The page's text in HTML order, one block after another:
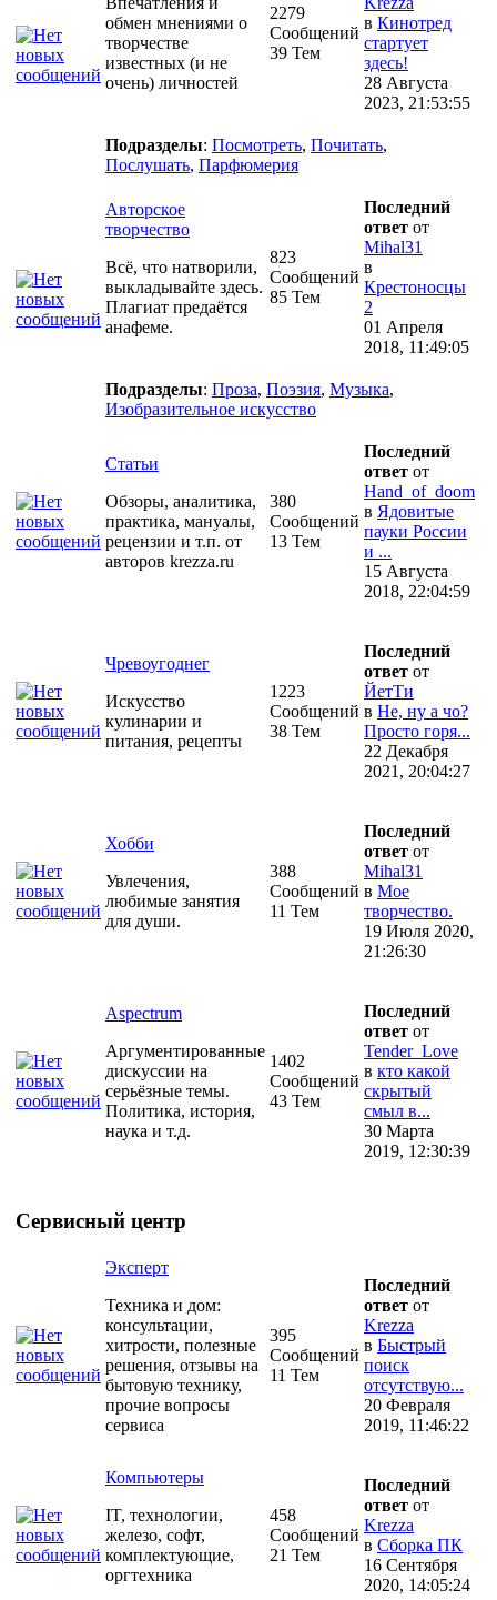
обмен мнениями о
творчестве
известных (и не
очень) личностей
2279
Сообщений
39 Тем
в Кинотред
стартует
здесь!
28 Августа
2023, 21:53:55
Подразделы: Посмотреть, Почитать,
Послушать, Парфюмерия
Авторское
творчество
Всё, что натворили,
выкладывайте здесь.
Плагиат предаётся
анафеме.
823
Сообщений
85 Тем
Последний
ответ от
Mihal31
в
Крестоносцы
2
01 Апреля
2018, 11:49:05
Подразделы: Проза, Поэзия, Музыка,
Изобразительное искусство
Статьи
Обзоры, аналитика,
практика, мануалы,
рецензии и т.п. от
авторов krezza.ru
380
Сообщений
13 Тем
Последний
ответ от
Hand_of_doom
в Ядовитые
пауки России
и ...
15 Августа
2018, 22:04:59
Чревоугоднег
Искусство
кулинарии и
питания, рецепты
1223
Сообщений
38 Тем
Последний
ответ от
ЙетТи
в Не, ну а чо?
Просто горя...
22 Декабря
2021, 20:04:27
Хобби
Увлечения,
любимые занятия
для души.
388
Сообщений
11 Тем
Последний
ответ от
Mihal31
в Мое
творчество.
19 Июля 2020,
21:26:30
Aspectrum
Аргументированные
дискуссии на
серьёзные темы.
Политика, история,
наука и т.д.
1402
Сообщений
43 Тем
Последний
ответ от
Tender_Love
в кто какой
скрытый
смыл в...
30 Марта
2019, 12:30:39
Сервисный центр
Эксперт
Техника и дом:
консультации,
хитрости, полезные
решения, отзывы на
бытовую технику,
прочие вопросы
сервиса
395
Сообщений
11 Тем
Последний
ответ от
Krezza
в Быстрый
поиск
отсутствую...
20 Февраля
2019, 11:46:22
Компьютеры
IT, технологии,
железо, софт,
комплектующие,
оргтехника
458
Сообщений
21 Тем
Последний
ответ от
Krezza
в Сборка ПК
16 Сентября
2020, 14:05:24